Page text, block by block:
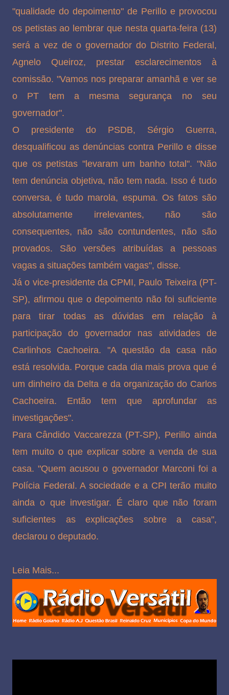
"qualidade do depoimento" de Perillo e provocou
os petistas ao lembrar que nesta quarta-feira (13)
será a vez de o governador do Distrito Federal,
Agnelo Queiroz, prestar esclarecimentos à
comissão. "Vamos nos preparar amanhã e ver se
o PT tem a mesma segurança no seu
governador".
O presidente do PSDB, Sérgio Guerra,
desqualificou as denúncias contra Perillo e disse
que os petistas "levaram um banho total". "Não
tem denúncia objetiva, não tem nada. Isso é tudo
conversa, é tudo marola, espuma. Os fatos são
absolutamente irrelevantes, não são
consequentes, não são contundentes, não são
provados. São versões atribuídas a pessoas
vagas a situações também vagas", disse.
Já o vice-presidente da CPMI, Paulo Teixeira (PT-
SP), afirmou que o depoimento não foi suficiente
para tirar todas as dúvidas em relação à
participação do governador nas atividades de
Carlinhos Cachoeira. "A questão da casa não
está resolvida. Porque cada dia mais prova que é
um dinheiro da Delta e da organização do Carlos
Cachoeira. Então tem que aprofundar as
investigações".
Para Cândido Vaccarezza (PT-SP), Perillo ainda
tem muito o que explicar sobre a venda de sua
casa. "Quem acusou o governador Marconi foi a
Polícia Federal. A sociedade e a CPI terão muito
ainda o que investigar. É claro que não foram
suficientes as explicações sobre a casa",
declarou o deputado.
Leia Mais...